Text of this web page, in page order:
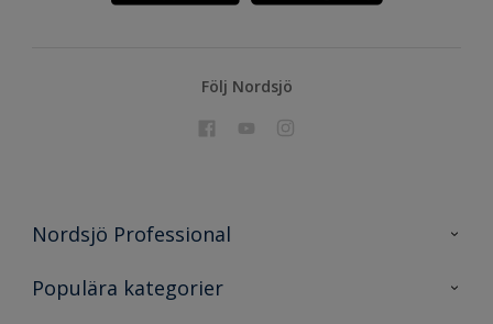
Följ Nordsjö
Nordsjö Professional
Kontakta oss
Populära kategorier